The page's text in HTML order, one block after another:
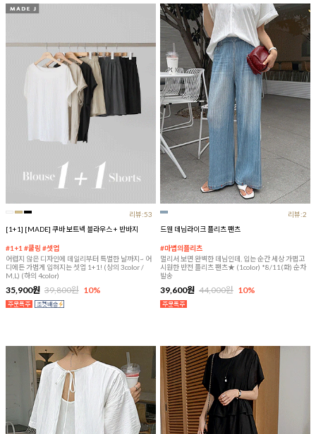
리뷰:53
[1+1] [MADE] 쿠바 보트넥 블라우스 + 반바지
#1+1 #쿨링 #셋업
어렵지 않은 디자인에 데일리부터 특별한 날까지~ 어
디에든 가볍게 입혀지는 셋업 1+1! (상의 3color /
M,L) (하의 4color)
35,900원 39,800원 10%
리뷰:2
드웬 데님라이크 플리츠 팬츠
#마법의플리츠
멀리서 보면 완벽한 데님인데, 입는 순간 세상 가볍고
시원한 반전 플리츠 팬츠★ (1color) *8/11(화) 순차
발송
39,600원 44,000원 10%